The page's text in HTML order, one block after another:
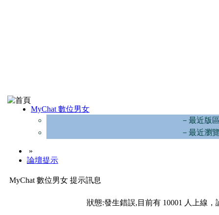
MyChat 數位男女
－最近版
－最近瀏
»
論壇提示
MyChat 數位男女 提示訊息
狀態:發生錯誤,目前有 10001 人上線